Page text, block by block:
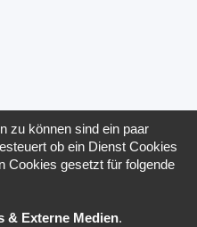
zu können sind ein paar
ob ein Dienst Cookies
Cookies gesetzt für folgende
& Externe Medien.